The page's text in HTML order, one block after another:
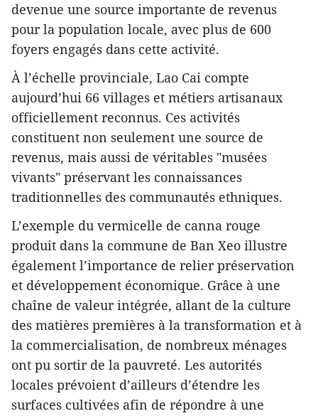
devenue une source importante de revenus
pour la population locale, avec plus de 600
foyers engagés dans cette activité.
À l’échelle provinciale, Lao Cai compte
aujourd’hui 66 villages et métiers artisanaux
officiellement reconnus. Ces activités
constituent non seulement une source de
revenus, mais aussi de véritables "musées
vivants" préservant les connaissances
traditionnelles des communautés ethniques.
L’exemple du vermicelle de canna rouge
produit dans la commune de Ban Xeo illustre
également l’importance de relier préservation
et développement économique. Grâce à une
chaîne de valeur intégrée, allant de la culture
des matières premières à la transformation et à
la commercialisation, de nombreux ménages
ont pu sortir de la pauvreté. Les autorités
locales prévoient d’ailleurs d’étendre les
surfaces cultivées afin de répondre à une